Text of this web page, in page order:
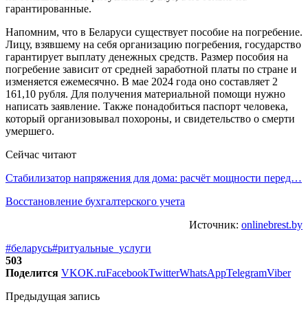
гарантированные.
Напомним, что в Беларуси существует пособие на погребение.
Лицу, взявшему на себя организацию погребения, государство
гарантирует выплату денежных средств. Размер пособия на
погребение зависит от средней заработной платы по стране и
изменяется ежемесячно. В мае 2024 года оно составляет 2
161,10 рубля. Для получения материальной помощи нужно
написать заявление. Также понадобиться паспорт человека,
который организовывал похороны, и свидетельство о смерти
умершего.
Сейчас читают
Стабилизатор напряжения для дома: расчёт мощности перед…
Восстановление бухгалтерского учета
Источник: onlinebrest.by
#беларусь#ритуальные_услуги
503
Поделится VKOK.ruFacebookTwitterWhatsAppTelegramViber
Предыдущая запись